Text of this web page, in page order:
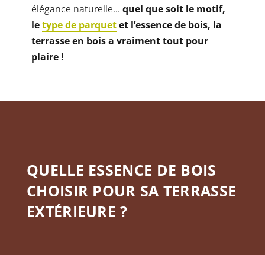
élégance naturelle… quel que soit le motif,
letype de parquetet l’essence de bois, la
terrasse en bois a vraiment tout pour
plaire !
QUELLE ESSENCE DE BOIS
CHOISIR POUR SA TERRASSE
EXTÉRIEURE ?